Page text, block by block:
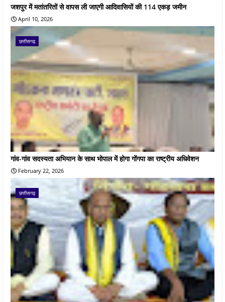
जशपुर में मतांतरितों से वापस ली जाएगी आदिवासियों की 114 एकड़ जमीन
April 10, 2026
छत्तीसगढ़
गांव-गांव सदस्यता अभियान के साथ भोपाल में होगा गोंगपा का राष्ट्रीय अधिवेशन
February 22, 2026
छत्तीसगढ़